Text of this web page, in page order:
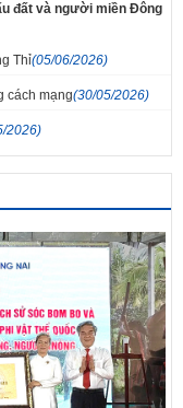
đất và người miền Đông
Thỉ(05/06/2026)
cách mạng(30/05/2026)
2026)